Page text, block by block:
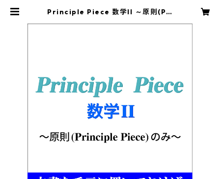
Principle Piece 数学II ～原則(Pri